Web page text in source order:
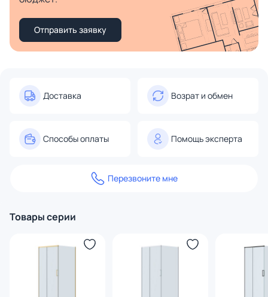
Отправить заявку
Доставка Возрат и обмен
Способы оплаты Помощь эксперта
Перезвоните мне
Товары серии